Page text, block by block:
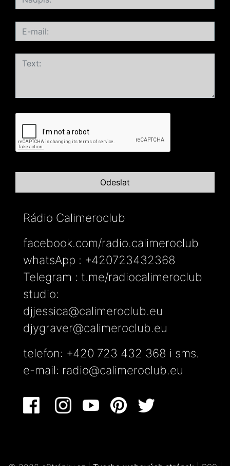
Rádio Calimeroclub
facebook.com/radio.calimeroclub
whatsApp : +420723432368
Telegram : t.me/radiocalimeroclub
studio:
djjessica@calimeroclub.eu
djygraver@calimeroclub.eu
telefon: +420 723 432 368 i sms.
e-mail: radio@calimeroclub.eu